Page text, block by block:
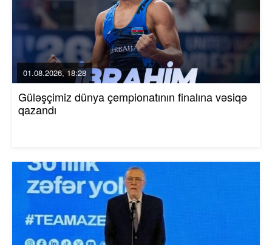
01.08.2026, 18:28
Güləşçimiz dünya çempionatının finalına vəsiqə
qazandı